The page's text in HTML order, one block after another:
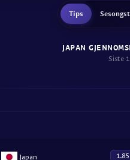
Tips
JAPAN
Siste
Japan 1.85